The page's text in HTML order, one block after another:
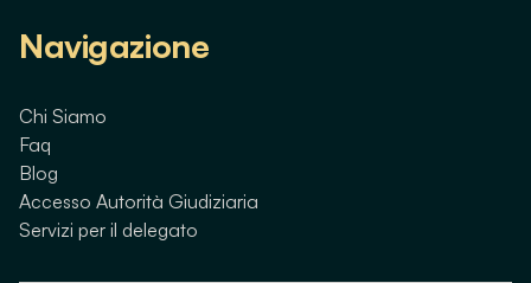
Navigazione
Chi Siamo
Faq
Blog
Accesso Autorità Giudiziaria
Servizi per il delegato